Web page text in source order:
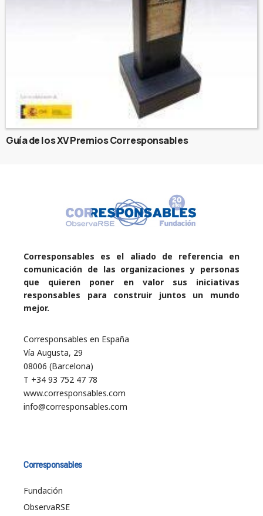
Guía de los XV Premios Corresponsables
Corresponsables es el aliado de referencia en
comunicación de las organizaciones y personas
que quieren poner en valor sus iniciativas
responsables para construir juntos un mundo
mejor.
Corresponsables en España
Vía Augusta, 29
08006 (Barcelona)
T +34 93 752 47 78
www.corresponsables.com
info@corresponsables.com
Corresponsables
Fundación
ObservaRSE